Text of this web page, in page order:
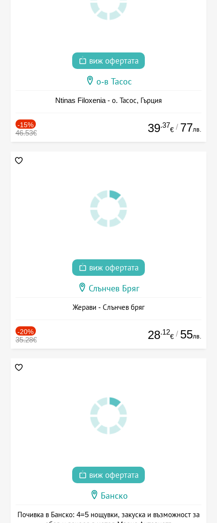
виж офертата
о-в Тасос
Ntinas Filoxenia - о. Тасос, Гърция
-15%
46.53€ 39.37
€ / 77лв.
виж офертата
Слънчев Бряг
Жерави - Слънчев бряг
-20%
35.28€ 28.12
€ / 55лв.
виж офертата
Банско
Почивка в Банско: 4=5 нощувки, закуска и възможност за